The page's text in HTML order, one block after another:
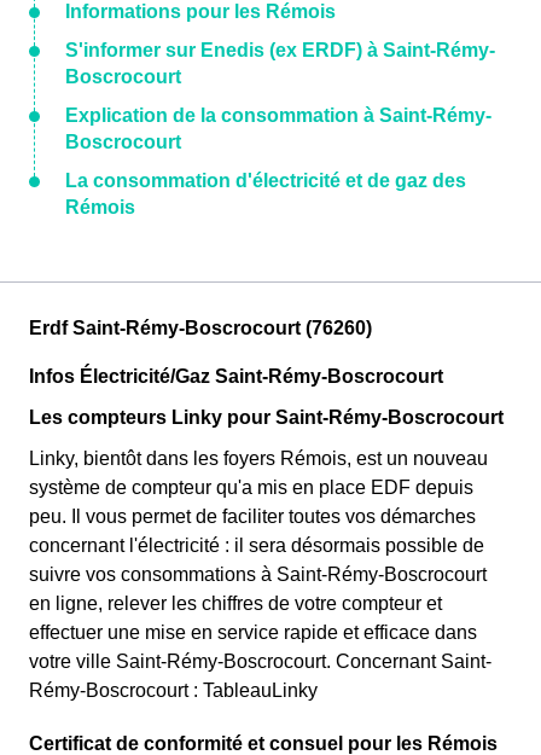
Informations pour les Rémois
S'informer sur Enedis (ex ERDF) à Saint-Rémy-
Boscrocourt
Explication de la consommation à Saint-Rémy-
Boscrocourt
La consommation d'électricité et de gaz des
Rémois
Erdf Saint-Rémy-Boscrocourt (76260)
Infos Électricité/Gaz Saint-Rémy-Boscrocourt
Les compteurs Linky pour Saint-Rémy-Boscrocourt
Linky, bientôt dans les foyers Rémois, est un nouveau
système de compteur qu'a mis en place EDF depuis
peu. Il vous permet de faciliter toutes vos démarches
concernant l'électricité : il sera désormais possible de
suivre vos consommations à Saint-Rémy-Boscrocourt
en ligne, relever les chiffres de votre compteur et
effectuer une mise en service rapide et efficace dans
votre ville Saint-Rémy-Boscrocourt. Concernant Saint-
Rémy-Boscrocourt : TableauLinky
Certificat de conformité et consuel pour les Rémois